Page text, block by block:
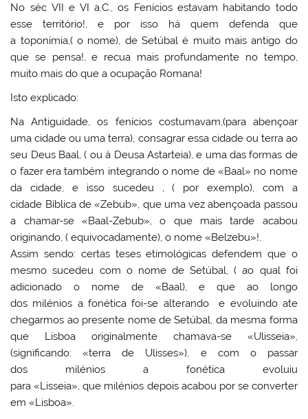
No séc VII e VI a.C., os Fenícios estavam habitando todo
esse território!, e por isso há quem defenda que
a toponímia,( o nome), de Setúbal é muito mais antigo do
que se pensa!, e recua mais profundamente no tempo,
muito mais do que a ocupação Romana!
Isto explicado:
Na Antiguidade, os fenícios costumavam,(para abençoar
uma cidade ou uma terra), consagrar essa cidade ou terra ao
seu Deus Baal, ( ou á Deusa Astarteia), e uma das formas de
o fazer era também integrando o nome de «Baal» no nome
da cidade, e isso sucedeu , ( por exemplo), com a
cidade Bíblica de «Zebub», que uma vez abençoada passou
a chamar-se «Baal-Zebub», o que mais tarde acabou
originando, ( equivocadamente), o nome «Belzebu»!.
Assim sendo: certas teses etimológicas defendem que o
mesmo sucedeu com o nome de Setúbal, ( ao qual foi
adicionado o nome de «Baal), e que ao longo
dos milénios a fonética foi-se alterando e evoluindo ate
chegarmos ao presente nome de Setúbal, da mesma forma
que Lisboa originalmente chamava-se «Ulisseia»,
(significando: «terra de Ulisses»), e com o passar
dos milénios a fonética evoluiu
para «Lisseia», que milénios depois acabou por se converter
em «Lisboa».